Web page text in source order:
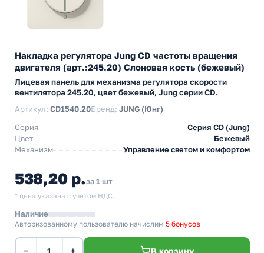
Накладка регулятора Jung CD частоты вращения
двигателя (арт.:245.20) Слоновая кость (бежевый)
Лицевая панель для механизма регулятора скорости
вентилятора 245.20, цвет бежевый, Jung серии CD.
Артикул: CD1540.20Бренд: JUNG (Юнг)
Серия
Серия CD (Jung)
Цвет
Бежевый
Механизм
Управление светом и комфортом
538,20 р.за 1 шт
* цена указана с учетом НДС.
Наличие
Авторизованному пользователю начислим 5 бонусов
В корзину